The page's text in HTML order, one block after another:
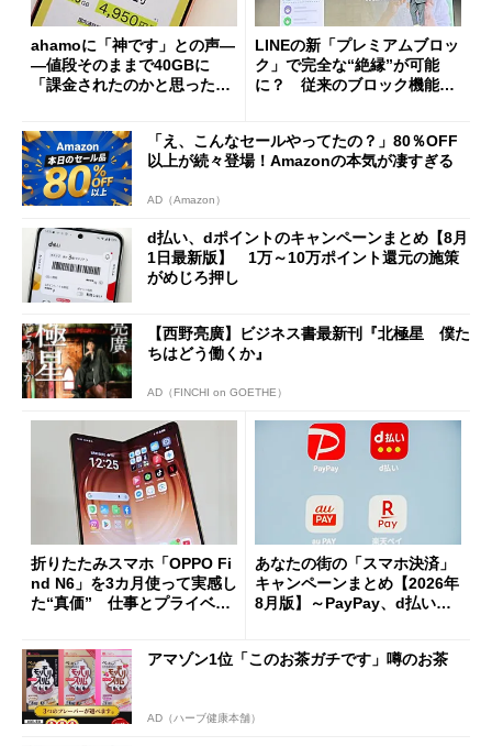
ahamoに「神です」との声―
―値段そのままで40GBに
「課金されたのかと思った」
LINEの新「プレミアムブロッ
ク」で完全な“絶縁”が可能
に？ 従来のブロック機能と
「え、こんなセールやってたの？」80％OFF
以上が続々登場！Amazonの本気が凄すぎる
AD（Amazon）
d払い、dポイントのキャンペーンまとめ【8月
1日最新版】 1万～10万ポイント還元の施策
がめじろ押し
【西野亮廣】ビジネス書最新刊『北極星 僕た
ちはどう働くか』
AD（FINCHI on GOETHE）
折りたたみスマホ「OPPO Fi
nd N6」を3カ月使って実感し
た“真価” 仕事とプライベー
あなたの街の「スマホ決済」
キャンペーンまとめ【2026年
8月版】～PayPay、d払い、a
アマゾン1位「このお茶ガチです」噂のお茶
AD（ハーブ健康本舗）